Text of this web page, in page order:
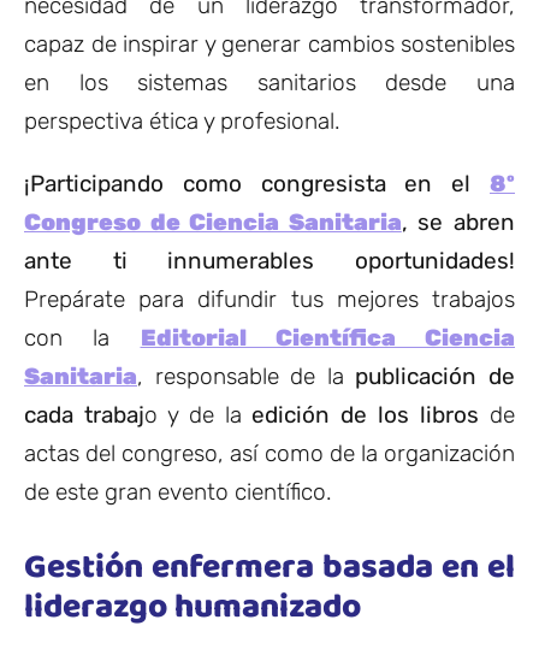
necesidad de un liderazgo transformador,
capaz de inspirar y generar cambios sostenibles
en los sistemas sanitarios desde una
perspectiva ética y profesional.
¡Participando como congresista en el 8º
Congreso de Ciencia Sanitaria, se abren
ante ti innumerables oportunidades!
Prepárate para difundir tus mejores trabajos
con la Editorial Científica Ciencia
Sanitaria, responsable de la publicación de
cada trabajo y de la edición de los libros de
actas del congreso, así como de la organización
de este gran evento científico.
Gestión enfermera basada en el
liderazgo humanizado